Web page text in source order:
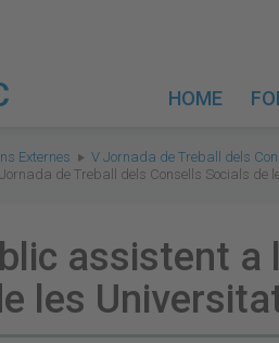
HOME
Externes
V Jornada de Treball dels
de Treball dels Consells Socials de
assistent
les